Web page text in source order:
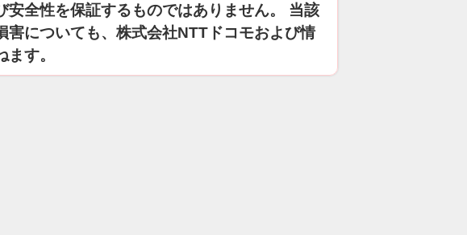
安全性を保証するものではありません。 当該
害についても、株式会社NTTドコモおよび情
す。